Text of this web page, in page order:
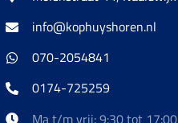
info@kophuyshoren.nl
070-2054841
0174-725259
Ma t/m vrij: 9:30 tot 17:00